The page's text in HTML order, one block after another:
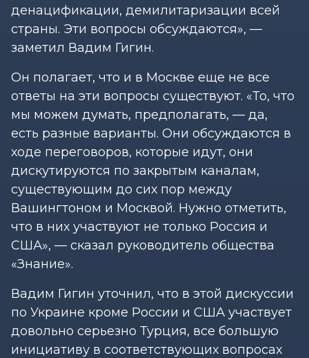
денацификации, демилитаризации всей
страны. Эти вопросы обсуждаются», —
заметил Вадим Гигин.
Он полагает, что и в Москве еще не все
ответы на эти вопросы существуют. «То, что
мы можем думать, предполагать, — да,
есть разные варианты. Они обсуждаются в
ходе переговоров, которые идут, они
дискутируются по закрытым каналам,
существующим до сих пор между
Вашингтоном и Москвой. Нужно отметить,
что в них участвуют не только Россия и
США», — сказал руководитель общества
«Знание».
Вадим Гигин уточнил, что в этой дискуссии
по Украине кроме России и США участвует
довольно серьезно Турция, все большую
инициативу в соответствующих вопросах